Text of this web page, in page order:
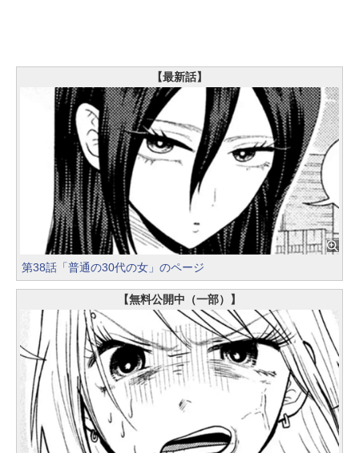
【最新話】
第38話「普通の30代の女」のページ
【無料公開中（一部）】